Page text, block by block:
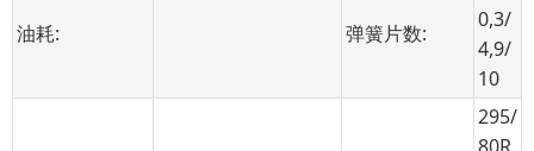
油耗: 弹簧片数:
0,3/
4,9/
10
295/